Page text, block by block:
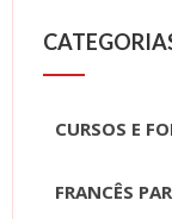
CURSOS E
FRANCÊS